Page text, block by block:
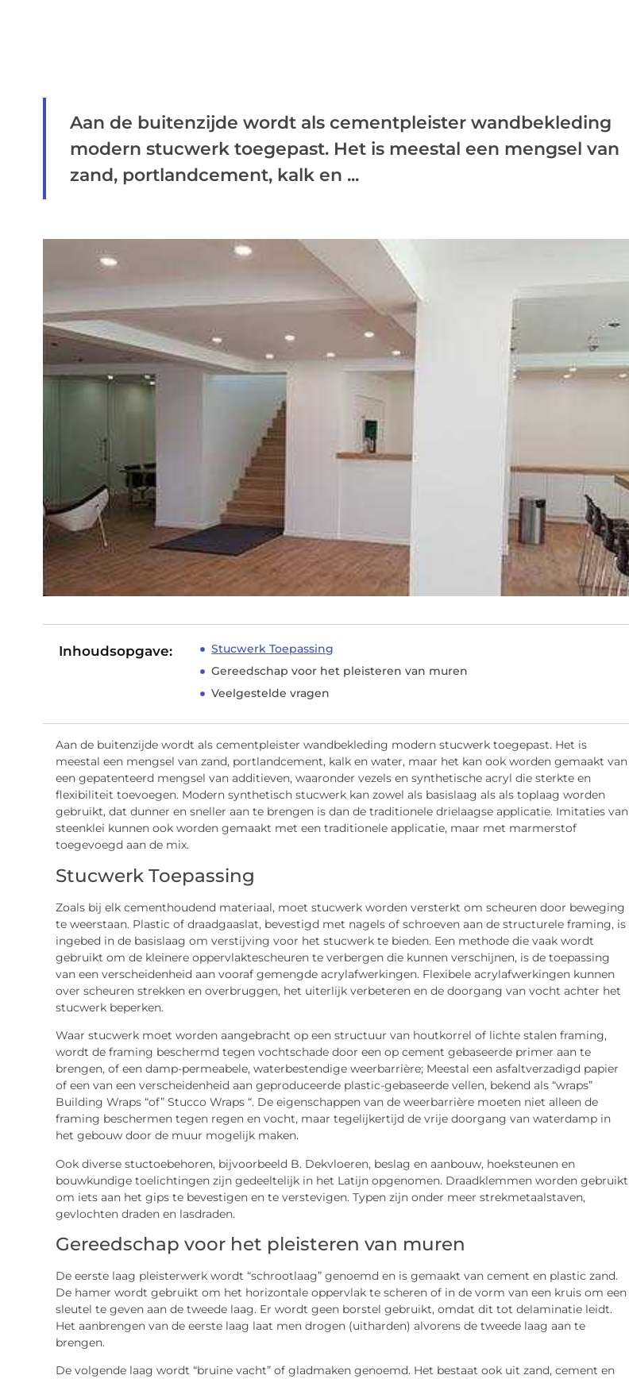
Aan de buitenzijde wordt als cementpleister wandbekleding
modern stucwerk toegepast. Het is meestal een mengsel van
zand, portlandcement, kalk en ...
Inhoudsopgave:
Stucwerk Toepassing
Gereedschap voor het pleisteren van muren
Veelgestelde vragen
Aan de buitenzijde wordt als cementpleister wandbekleding modern stucwerk toegepast. Het is
meestal een mengsel van zand, portlandcement, kalk en water, maar het kan ook worden gemaakt van
een gepatenteerd mengsel van additieven, waaronder vezels en synthetische acryl die sterkte en
flexibiliteit toevoegen. Modern synthetisch stucwerk kan zowel als basislaag als als toplaag worden
gebruikt, dat dunner en sneller aan te brengen is dan de traditionele drielaagse applicatie. Imitaties van
steenklei kunnen ook worden gemaakt met een traditionele applicatie, maar met marmerstof
toegevoegd aan de mix.
Stucwerk Toepassing
Zoals bij elk cementhoudend materiaal, moet stucwerk worden versterkt om scheuren door beweging
te weerstaan. Plastic of draadgaaslat, bevestigd met nagels of schroeven aan de structurele framing, is
ingebed in de basislaag om verstijving voor het stucwerk te bieden. Een methode die vaak wordt
gebruikt om de kleinere oppervlaktescheuren te verbergen die kunnen verschijnen, is de toepassing
van een verscheidenheid aan vooraf gemengde acrylafwerkingen. Flexibele acrylafwerkingen kunnen
over scheuren strekken en overbruggen, het uiterlijk verbeteren en de doorgang van vocht achter het
stucwerk beperken.
Waar stucwerk moet worden aangebracht op een structuur van houtkorrel of lichte stalen framing,
wordt de framing beschermd tegen vochtschade door een op cement gebaseerde primer aan te
brengen, of een damp-permeabele, waterbestendige weerbarrière; Meestal een asfaltverzadigd papier
of een van een verscheidenheid aan geproduceerde plastic-gebaseerde vellen, bekend als “wraps”
Building Wraps “of” Stucco Wraps “. De eigenschappen van de weerbarrière moeten niet alleen de
framing beschermen tegen regen en vocht, maar tegelijkertijd de vrije doorgang van waterdamp in
het gebouw door de muur mogelijk maken.
Ook diverse stuctoebehoren, bijvoorbeeld B. Dekvloeren, beslag en aanbouw, hoeksteunen en
bouwkundige toelichtingen zijn gedeeltelijk in het Latijn opgenomen. Draadklemmen worden gebruikt
om iets aan het gips te bevestigen en te verstevigen. Typen zijn onder meer strekmetaalstaven,
gevlochten draden en lasdraden.
Gereedschap voor het pleisteren van muren
De eerste laag pleisterwerk wordt “schrootlaag” genoemd en is gemaakt van cement en plastic zand.
De hamer wordt gebruikt om het horizontale oppervlak te scheren of in de vorm van een kruis om een
​​sleutel te geven aan de tweede laag. Er wordt geen borstel gebruikt, omdat dit tot delaminatie leidt.
Het aanbrengen van de eerste laag laat men drogen (uitharden) alvorens de tweede laag aan te
brengen.
De volgende laag wordt “bruine vacht” of gladmaken genoemd. Het bestaat ook uit zand, cement en